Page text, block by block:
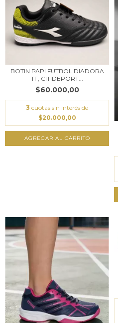
BOTIN PAPI FUTBOL DIADORA
TF, CITIDEPORT...
$60.000,00
3 cuotas sin interés de
$20.000,00
AGREGAR AL CARRITO